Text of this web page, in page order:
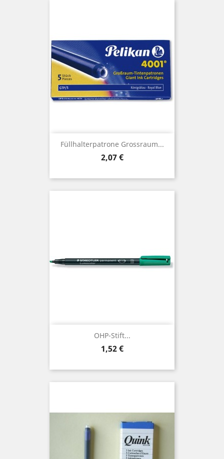
Füllhalterpatrone Grossraum...
Preis
2,07 €
OHP-Stift...
Preis
1,52 €